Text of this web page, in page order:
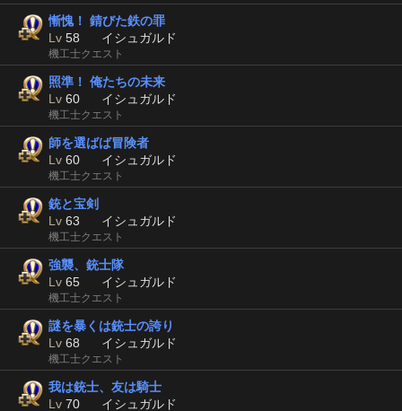
慚愧！ 錆びた鉄の罪
Lv 58 イシュガルド
機工士クエスト
照準！ 俺たちの未来
Lv 60 イシュガルド
機工士クエスト
師を選ばば冒険者
Lv 60 イシュガルド
機工士クエスト
銃と宝剣
Lv 63 イシュガルド
機工士クエスト
強襲、銃士隊
Lv 65 イシュガルド
機工士クエスト
謎を暴くは銃士の誇り
Lv 68 イシュガルド
機工士クエスト
我は銃士、友は騎士
Lv 70 イシュガルド